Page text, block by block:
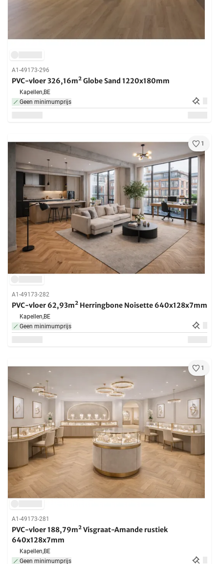
A1-49173-296
PVC-vloer 326,16m² Globe Sand 1220x180mm
Kapellen,BE
Geen minimumprijs
1
A1-49173-282
PVC-vloer 62,93m² Herringbone Noisette 640x128x7mm
Kapellen,BE
Geen minimumprijs
1
A1-49173-281
PVC-vloer 188,79m² Visgraat-Amande rustiek
640x128x7mm
Kapellen,BE
Geen minimumprijs